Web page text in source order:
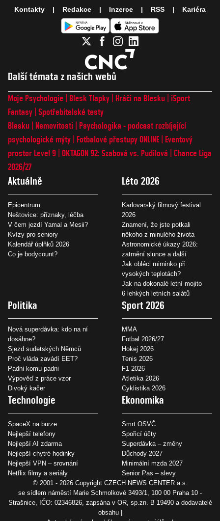
Další témata z našich webů
Moje Psychologie Blesk Tlapky Hráči na Blesku
iSport
Fantasy Spotřebitelské testy
Blesku
Nemovitosti
Psychologika - podcast rozbíjející
psychologické mýty
Fotbalové přestupy ONLINE
Eventový
prostor Level 9 OKTAGON 92: Szabová vs. Pudilová
Chance Liga
2026/27
Aktuálně
Epicentrum
Neštovice: příznaky, léčba
V čem jezdí Yamal a Mesii?
Kvízy pro seniory
Kalendář úplňků 2026
Co je bodycount?
Léto 2026
Karlovarský filmový festival
2026
Znamení, že jste potkali
někoho z minulého života
Astronomické úkazy 2026:
zatmění slunce a další
Jak obléci miminko při
vysokých teplotách?
Jak na dokonalé letní mojito
6 lehkých letních salátů
Politika
Nová superdávka: kdo na ní
dosáhne?
Sjezd sudetských Němců
Proč vláda zavádí EET?
Padni komu padni
Výpověď z práce vzor
Divoký kačer
Sport 2026
MMA
Fotbal 2026/27
Hokej 2026
Tenis 2026
F1 2026
Atletika 2026
Cyklistika 2026
Technologie
SpaceX na burze
Nejlepší telefony
Nejlepší AI zdarma
Nejlepší chytré hodinky
Nejlepší VPN – srovnání
Netflix filmy a seriály
Ekonomika
Smrt OSVČ
Spořicí účty
Superdávka – změny
Důchody 2027
Minimální mzda 2027
Senior Pas – slevy
Kontakty Redakce Inzerce RSS Kariéra
© 2001 - 2026 Copyright CZECH NEWS CENTER a.s.
se sídlem náměstí Marie Schmolkové 3493/1, 100 00 Praha 10 -
Strašnice, IČO: 02346826, zapsána v OR, sp.zn. B 19490 a dodavatelé
obsahu